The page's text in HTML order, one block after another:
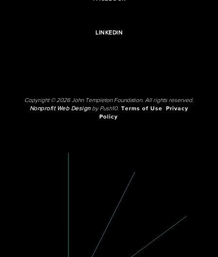
LINKEDIN
Copyright © 2026 John Templeton Foundation. All rights reserved.
Nonprofit Web Designby Push10. Terms of Use
Privacy
Policy